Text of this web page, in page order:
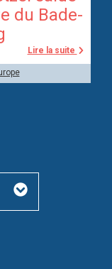
du Bade-
Lire la suite